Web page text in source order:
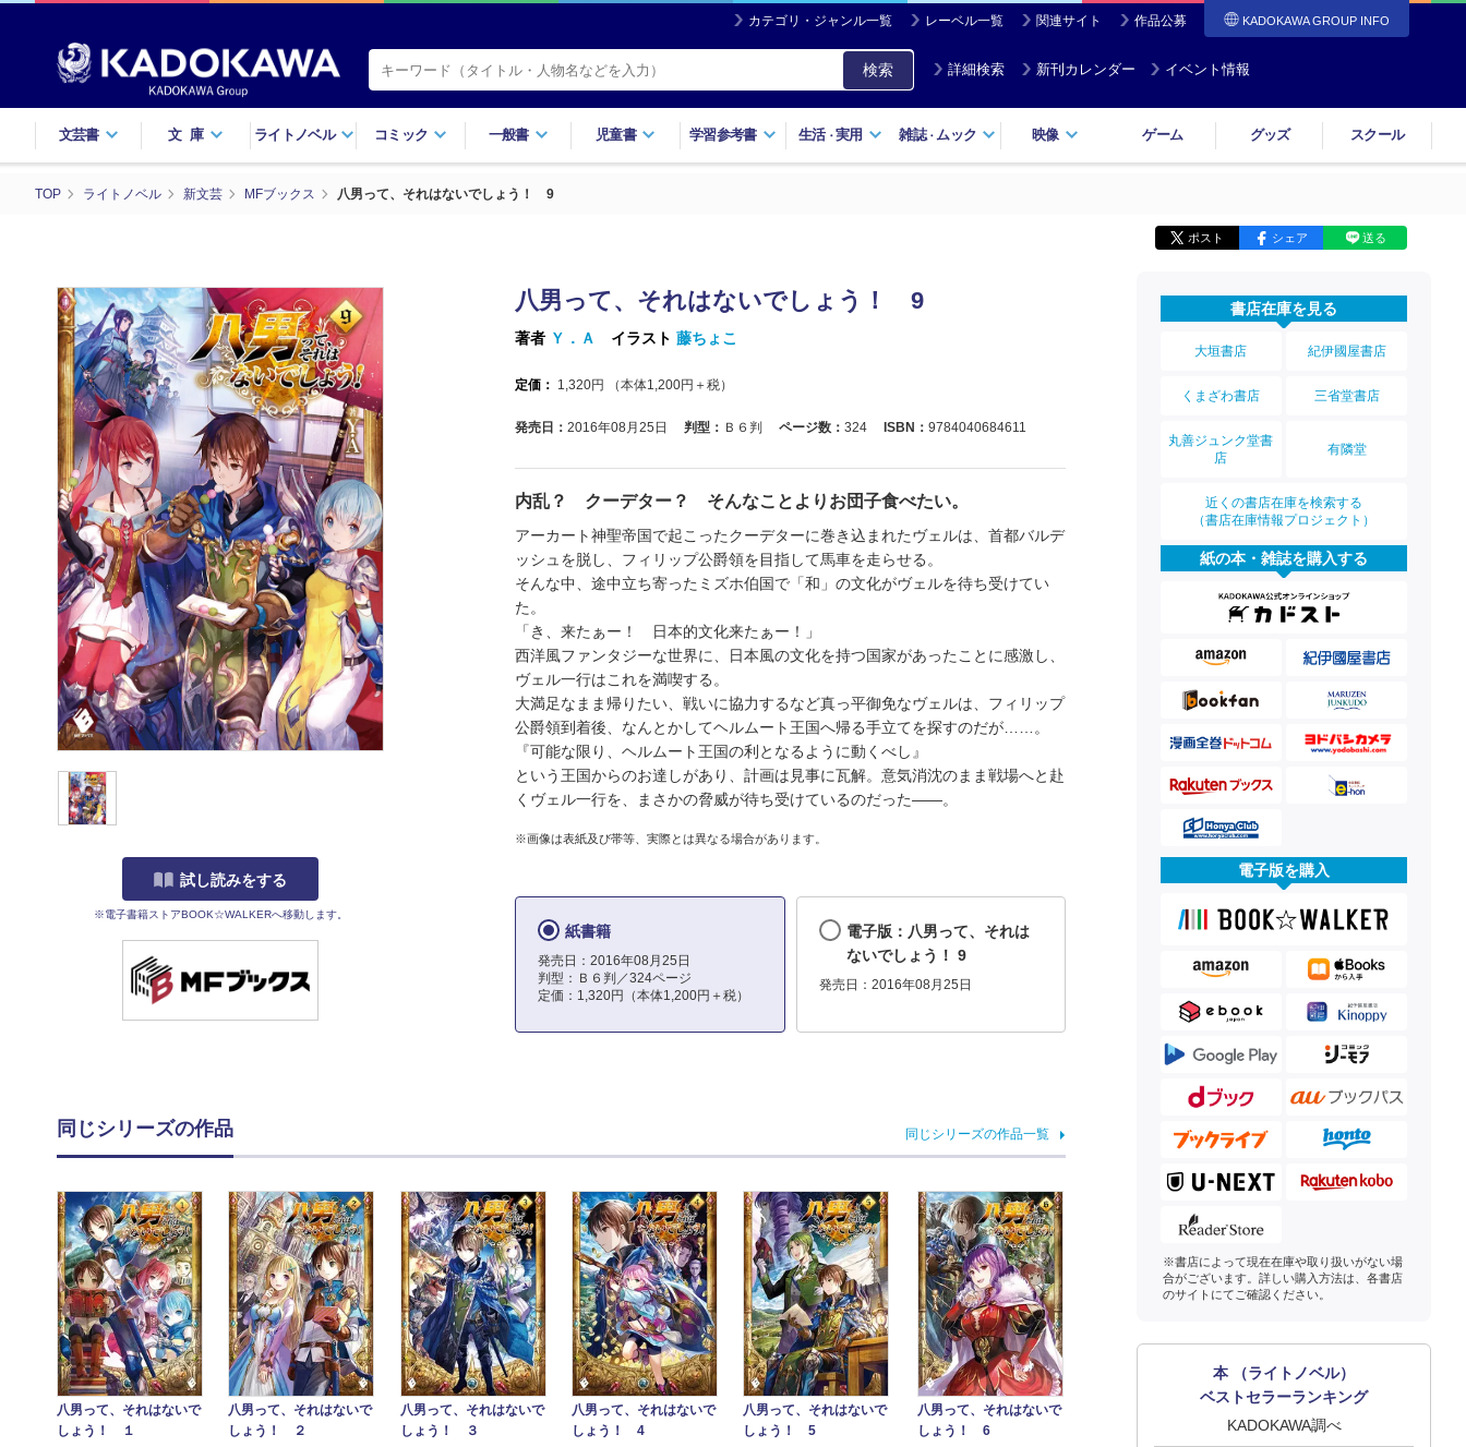
カテゴリ・ジャンル一覧 レーベル一覧 関連サイト 作品公募 KADOKAWA GROUP INFO
検索 詳細検索 新刊カレンダー イベント情報
文芸書 文庫 ライトノベル コミック 一般書 児童書 学習参考書 生活・実用 雑誌・ ムック 映像 ゲーム グッズ スクール
TOP ライトノベル 新文芸 MFブックス 八男って、それはないでしょう！ 9
ポスト シェア 送る
試し読みをする
※電子書籍ストアBOOK☆WALKERへ移動します。
八男って、それはないでしょう！ 9
著者 Ｙ．Ａ イラスト 藤ちょこ
定価： 1,320円 （本体1,200円＋税）
発売日： 2016年08月25日 判型： Ｂ６判 ページ数： 324 ISBN： 9784040684611
内乱？ クーデター？ そんなことよりお団子食べたい。
アーカート神聖帝国で起こったクーデターに巻き込まれたヴェルは、首都バルデ
ッシュを脱し、フィリップ公爵領を目指して馬車を走らせる。
そんな中、途中立ち寄ったミズホ伯国で「和」の文化がヴェルを待ち受けてい
た。
「き、来たぁー！ 日本的文化来たぁー！」
西洋風ファンタジーな世界に、日本風の文化を持つ国家があったことに感激し、
ヴェル一行はこれを満喫する。
大満足なまま帰りたい、戦いに協力するなど真っ平御免なヴェルは、フィリップ
公爵領到着後、なんとかしてヘルムート王国へ帰る手立てを探すのだが……。
『可能な限り、ヘルムート王国の利となるように動くべし』
という王国からのお達しがあり、計画は見事に瓦解。意気消沈のまま戦場へと赴
くヴェル一行を、まさかの脅威が待ち受けているのだった――。
※画像は表紙及び帯等、実際とは異なる場合があります。
紙書籍
発売日：2016年08月25日
判型：Ｂ６判／324ページ
定価：1,320円（本体1,200円＋税）
電子版：八男って、それは
ないでしょう！ 9
発売日：2016年08月25日
同じシリーズの作品 同じシリーズの作品一覧
八男って、それはないで
しょう！ １
八男って、それはないで
しょう！ ２
八男って、それはないで
しょう！ ３
八男って、それはないで
しょう！ 4
八男って、それはないで
しょう！ 5
八男って、それはないで
しょう！ 6
書店在庫を見る
大垣書店 紀伊國屋書店
くまざわ書店 三省堂書店
丸善ジュンク堂書
店
有隣堂
近くの書店在庫を検索する
（書店在庫情報プロジェクト）
紙の本・雑誌を購入する
電子版を購入
※書店によって現在在庫や取り扱いがない場
合がございます。詳しい購入方法は、各書店
のサイトにてご確認ください。
本 （ライトノベル）
ベストセラーランキング
KADOKAWA調べ